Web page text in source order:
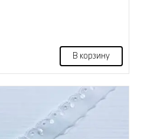
В корзину